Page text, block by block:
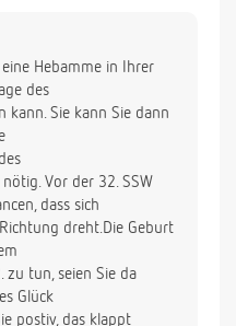
Hebamme in Ihrer
des
kann. Sie kann Sie dann
Vor der 32. SSW
dass sich
dreht.Die Geburt
zu tun, seien Sie da
Glück
postiv, das klappt